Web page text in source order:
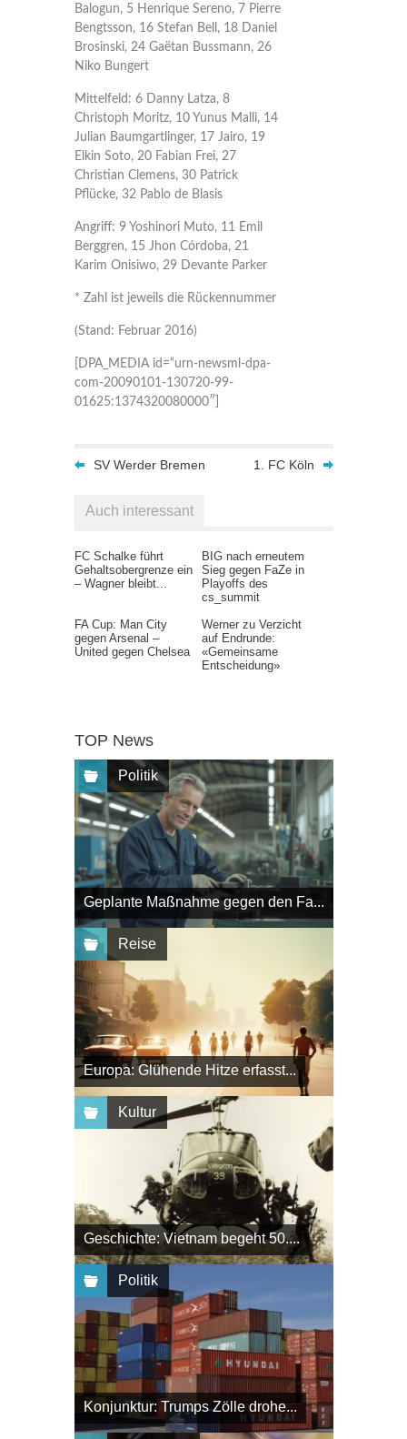
Balogun, 5 Henrique Sereno, 7 Pierre
Bengtsson, 16 Stefan Bell, 18 Daniel
Brosinski, 24 Gaëtan Bussmann, 26
Niko Bungert
Mittelfeld: 6 Danny Latza, 8
Christoph Moritz, 10 Yunus Malli, 14
Julian Baumgartlinger, 17 Jairo, 19
Elkin Soto, 20 Fabian Frei, 27
Christian Clemens, 30 Patrick
Pflücke, 32 Pablo de Blasis
Angriff: 9 Yoshinori Muto, 11 Emil
Berggren, 15 Jhon Córdoba, 21
Karim Onisiwo, 29 Devante Parker
* Zahl ist jeweils die Rückennummer
(Stand: Februar 2016)
[DPA_MEDIA id=“urn-newsml-dpa-
com-20090101-130720-99-
01625:1374320080000″]
SV Werder Bremen 1. FC Köln
Auch interessant
FC Schalke führt
Gehaltsobergrenze ein
– Wagner bleibt...
BIG nach erneutem
Sieg gegen FaZe in
Playoffs des
cs_summit
FA Cup: Man City
gegen Arsenal –
United gegen Chelsea
Werner zu Verzicht
auf Endrunde:
«Gemeinsame
Entscheidung»
TOP News
Politik
Geplante Maßnahme gegen den Fa...
Reise
Europa: Glühende Hitze erfasst...
Kultur
Geschichte: Vietnam begeht 50....
Politik
Konjunktur: Trumps Zölle drohe...